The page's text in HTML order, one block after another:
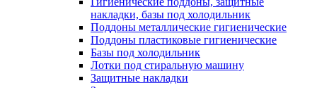
накладки, базы под холодильник
Поддоны металлические гигиенические
Поддоны пластиковые гигиенические
Базы под холодильник
Лотки под стиральную машину
Защитные накладки